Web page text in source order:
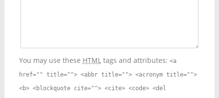
You may use these HTMLtags and attributes: <a
href="" title=""> <abbr title=""> <acronym title="">
<b> <blockquote cite=""> <cite> <code> <del